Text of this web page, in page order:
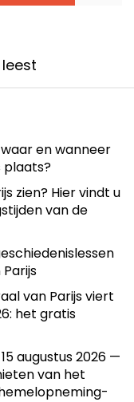
en wanneer
plaats?
zien? Hier vindt u
van de
van Parijs viert
het gratis
augustus 2026 —
van het